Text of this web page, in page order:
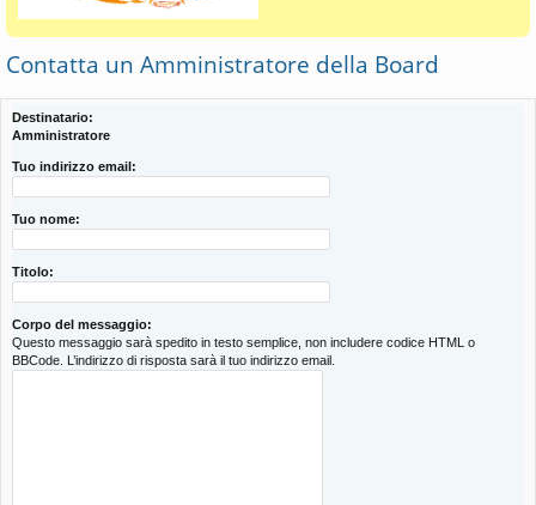
Contatta un Amministratore della Board
Destinatario:
Amministratore
Tuo indirizzo email:
Tuo nome:
Titolo:
Corpo del messaggio:
Questo messaggio sarà spedito in testo semplice, non includere codice HTML o
BBCode. L’indirizzo di risposta sarà il tuo indirizzo email.